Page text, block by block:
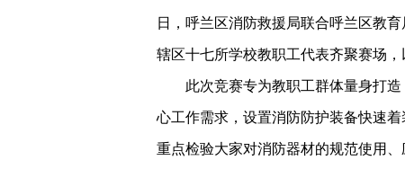
日，呼兰区消防救援局联合呼兰区教
辖区十七所学校教职工代表齐聚赛场，
此次竞赛专为教职工群体量身打
心工作需求，设置消防防护装备快速
重点检验大家对消防器材的规范使用